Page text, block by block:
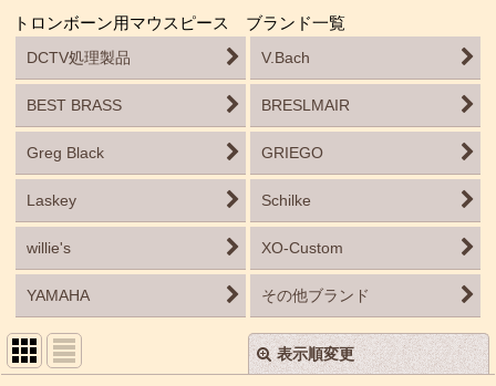
トロンボーン用マウスピース ブランド一覧
DCTV処理製品
V.Bach
BEST BRASS BRESLMAIR
Greg Black GRIEGO
Laskey Schilke
willie's XO-Custom
YAMAHA その他ブランド
表示順変更 閉じる